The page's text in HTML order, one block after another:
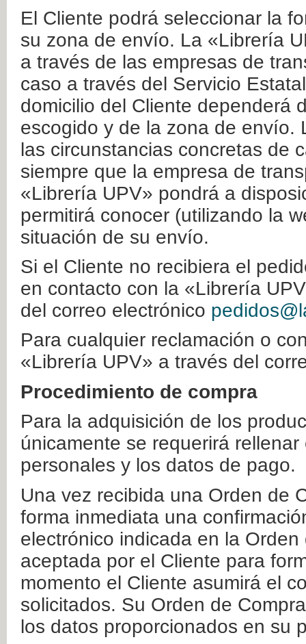
El Cliente podrá seleccionar la
su zona de envío. La «Librería
a través de las empresas de
caso a través del Servicio
domicilio del Cliente dependerá
escogido y de la zona de envío.
las circunstancias concretas de
siempre que la empresa de
«Librería UPV» pondrá a
permitirá conocer (utilizando la
situación de su envío.
Si el Cliente no recibiera el
en contacto con la «Librería
del correo electrónico
Para cualquier reclamación o
«Librería UPV» a través del
Procedimiento de compra
Para la adquisición de los
únicamente se requerirá
personales y los datos de pago.
Una vez recibida una Orden de
forma inmediata una
electrónico indicada en la
aceptada por el Cliente para
momento el Cliente asumirá el
solicitados. Su Orden de
los datos proporcionados en su